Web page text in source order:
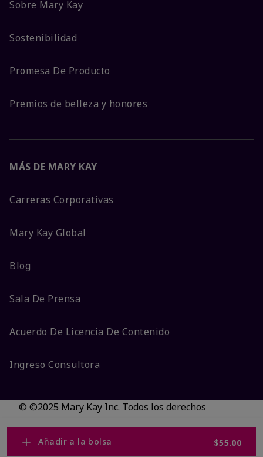
Añadir a la bolsa $55.00
Sobre Mary Kay
Sostenibilidad
Promesa De Producto
Premios de belleza y honores
MÁS DE MARY KAY
Carreras Corporativas
Mary Kay Global
Blog
Sala De Prensa
Acuerdo De Licencia De Contenido
Ingreso Consultora
© ©2025 Mary Kay Inc. Todos los derechos
Código DSA/Queja al Código
Privacidad